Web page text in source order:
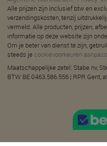
Alle prijzen zijn inclusief btw en
verzendingskosten, tenzij
vermeld. Alle producten, prijzen,
informatie op deze website zijn
Om je beter van dienst te zijn,
steeds je cookievoorkeuren
Maatschappelijke zetel: Stabe nv,
BTW BE 0463.586.556 | RPR Gent,